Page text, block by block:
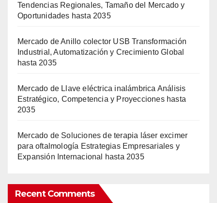
Tendencias Regionales, Tamaño del Mercado y
Oportunidades hasta 2035
Mercado de Anillo colector USB Transformación
Industrial, Automatización y Crecimiento Global
hasta 2035
Mercado de Llave eléctrica inalámbrica Análisis
Estratégico, Competencia y Proyecciones hasta
2035
Mercado de Soluciones de terapia láser excimer
para oftalmología Estrategias Empresariales y
Expansión Internacional hasta 2035
Recent Comments